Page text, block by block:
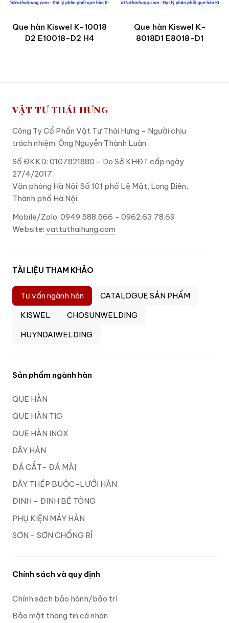
Que hàn Kiswel K-10018
D2 E10018-D2 H4
Que hàn Kiswel K-
8018D1 E8018-D1
VẬT TƯ THÁI HƯNG
Công Ty Cổ Phần Vật Tư Thái Hưng - Người chịu
trách nhiệm: Ông Nguyễn Thành Luân
Số ĐKKD: 0107821880 - Do Sở KHĐT cấp ngày
27/4/2017.
Văn phòng Hà Nội: Số 101 phố Lệ Mật, Long Biên,
Thành phố Hà Nội.
Mobile/Zalo: 0949.588.566 - 0962.63.78.69
Website: vattuthaihung.com
TÀI LIỆU THAM KHẢO
Tư vấn ngành hàn
CATALOGUE SẢN PHẨM
KISWEL
CHOSUNWELDING
HUYNDAIWELDING
Sản phẩm ngành hàn
QUE HÀN
QUE HÀN TIG
QUE HÀN INOX
DÂY HÀN
ĐÁ CẮT- ĐÁ MÀI
DÂY THÉP BUỘC-LƯỚI HÀN
ĐINH - ĐINH BÊ TÔNG
PHỤ KIỆN MÁY HÀN
SƠN - SƠN CHỐNG RỈ
Chính sách và quy định
Chính sách bảo hành/bảo trì
Bảo mật thông tin cá nhân